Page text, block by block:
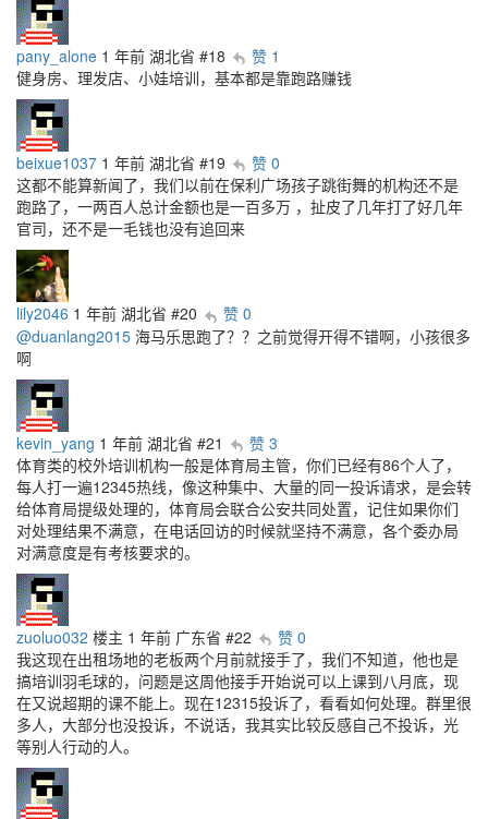
pany_alone 1 年前 湖北省 #18
赞 1
健身房、理发店、小娃培训，基本都是靠跑路赚钱
beixue1037 1 年前 湖北省 #19
赞 0
这都不能算新闻了，我们以前在保利广场孩子跳街舞的机构还不是
跑路了，一两百人总计金额也是一百多万 ，扯皮了几年打了好几年
官司，还不是一毛钱也没有追回来
lily2046 1 年前 湖北省 #20
赞 0
@duanlang2015 海马乐思跑了？？之前觉得开得不错啊，小孩很多
啊
kevin_yang 1 年前 湖北省 #21
赞 3
体育类的校外培训机构一般是体育局主管，你们已经有86个人了，
每人打一遍12345热线，像这种集中、大量的同一投诉请求，是会转
给体育局提级处理的，体育局会联合公安共同处置，记住如果你们
对处理结果不满意，在电话回访的时候就坚持不满意，各个委办局
对满意度是有考核要求的。
zuoluo032 楼主 1 年前 广东省 #22
赞 0
我这现在出租场地的老板两个月前就接手了，我们不知道，他也是
搞培训羽毛球的，问题是这周他接手开始说可以上课到八月底，现
在又说超期的课不能上。现在12315投诉了，看看如何处理。群里很
多人，大部分也没投诉，不说话，我其实比较反感自己不投诉，光
等别人行动的人。